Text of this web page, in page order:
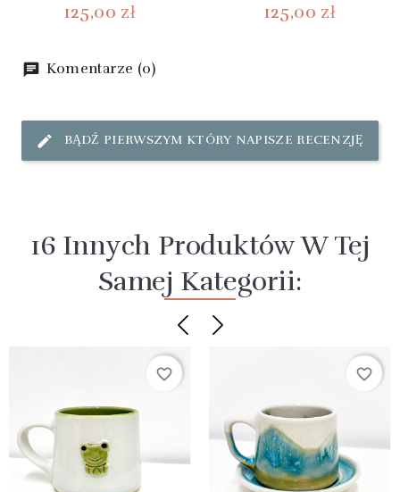
125,00 zł 125,00 zł
Komentarze (0)
BĄDŹ PIERWSZYM KTÓRY NAPISZE RECENZJĘ
16 Innych Produktów W Tej
Samej Kategorii:
favorite_border favorite_border